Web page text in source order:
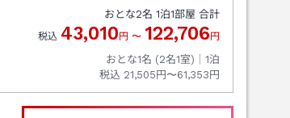
おとな2名 1泊1部屋 合計
税込 43,010 円 〜 122,706 円
おとな1名 (2名1室)｜ 1泊
税込 21,505円〜61,353円